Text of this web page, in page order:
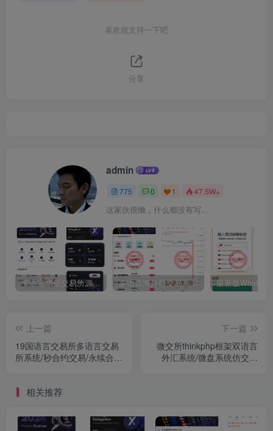
喜欢就支持一下吧
分享
admin
775 0 1 47.5W+
这家伙很懒，什么都没有写...
多语言华硕交易所源码/手机端uniapp电脑端vue.支持秒合约/币币/国际黄金/U本位合约/DeFi挖矿 多语言海外微交易系统源码/虚拟币黄金期货外汇微盘
上一篇
19国语言交易所多语言交易
所系统/秒合约交易/永续合
下一篇
微交所thinkphp框架双语言
外汇系统/微盘系统仿交易
相关推荐